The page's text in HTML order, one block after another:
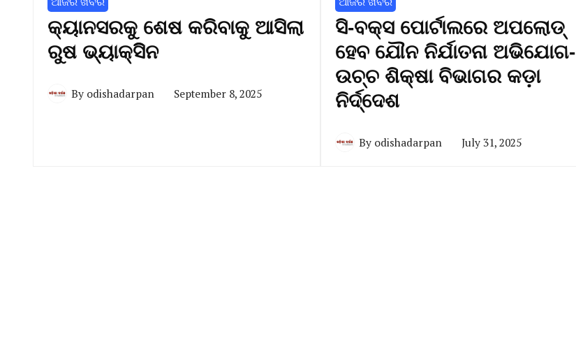
କ୍ୟାନସରକୁ ଶେଷ କରିବାକୁ ଆସିଲା
ରୁଷ ଭ୍ୟାକ୍ସିିନ
By odishadarpan September 8, 2025
ସି-ବକ୍ସ ପୋର୍ଟାଲରେ ଅପଲୋଡ୍‌
ହେବ ଯୌନ ନିର୍ଯାତନା ଅଭିଯୋଗ-
ଉଚ୍ଚ ଶିକ୍ଷା ବିଭାଗର କଡ଼ା
ନିର୍ଦ୍ଦେଶ
By odishadarpan July 31, 2025